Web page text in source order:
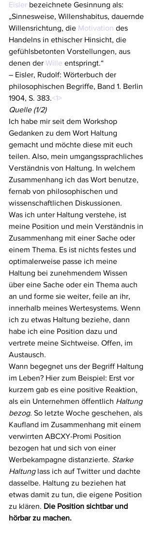
Eisler bezeichnete Gesinnung als:
„Sinnesweise, Willenshabitus, dauernde
Willensrichtung, die Motivation des
Handelns in ethischer Hinsicht, die
gefühlsbetonten Vorstellungen, aus
denen der Wille entspringt.“
– Eisler, Rudolf: Wörterbuch der
philosophischen Begriffe, Band 1. Berlin
1904, S. 383.<1>
Quelle (1/2)
Ich habe mir seit dem Workshop
Gedanken zu dem Wort Haltung
gemacht und möchte diese mit euch
teilen. Also, mein umgangssprachliches
Verständnis von Haltung. In welchem
Zusammenhang ich das Wort benutze,
fernab von philosophischen und
wissenschaftlichen Diskussionen.
Was ich unter Haltung verstehe, ist
meine Position und mein Verständnis in
Zusammenhang mit einer Sache oder
einem Thema. Es ist nichts festes und
optimalerweise passe ich meine
Haltung bei zunehmendem Wissen
über eine Sache oder ein Thema auch
an und forme sie weiter, feile an ihr,
innerhalb meines Wertesystems. Wenn
ich zu etwas Haltung beziehe, dann
habe ich eine Position dazu und
vertrete meine Sichtweise. Offen, im
Austausch.
Wann begegnet uns der Begriff Haltung
im Leben? Hier zum Beispiel: Erst vor
kurzem gab es eine positive Reaktion,
als ein Unternehmen öffentlich Haltung
bezog. So letzte Woche geschehen, als
Kaufland im Zusammenhang mit einem
verwirrten ABCXY-Promi Position
bezogen hat und sich von einer
Werbekampagne distanzierte. Starke
Haltung lass ich auf Twitter und dachte
dasselbe. Haltung zu beziehen hat
etwas damit zu tun, die eigene Position
zu klären. Die Position sichtbar und
hörbar zu machen.